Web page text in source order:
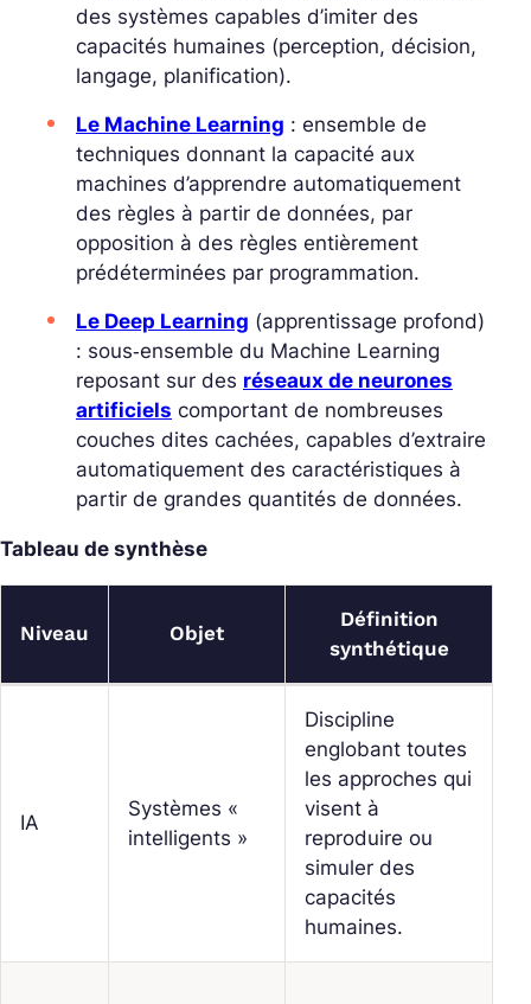
des systèmes capables d’imiter des
capacités humaines (perception, décision,
langage, planification).
Le Machine Learning : ensemble de
techniques donnant la capacité aux
machines d’apprendre automatiquement
des règles à partir de données, par
opposition à des règles entièrement
prédéterminées par programmation.
Le Deep Learning (apprentissage profond)
: sous‑ensemble du Machine Learning
reposant sur des réseaux de neurones
artificiels comportant de nombreuses
couches dites cachées, capables d’extraire
automatiquement des caractéristiques à
partir de grandes quantités de données.
Tableau de synthèse
Niveau Objet
Définition
synthétique
IA
Systèmes «
intelligents »
Discipline
englobant toutes
les approches qui
visent à
reproduire ou
simuler des
capacités
humaines.